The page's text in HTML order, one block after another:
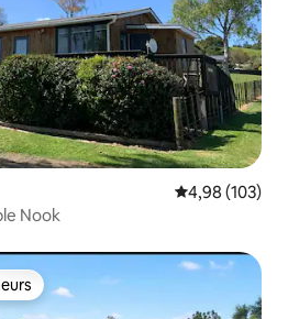
Note
4,98 (103)
Nook
parmi les plus aimés